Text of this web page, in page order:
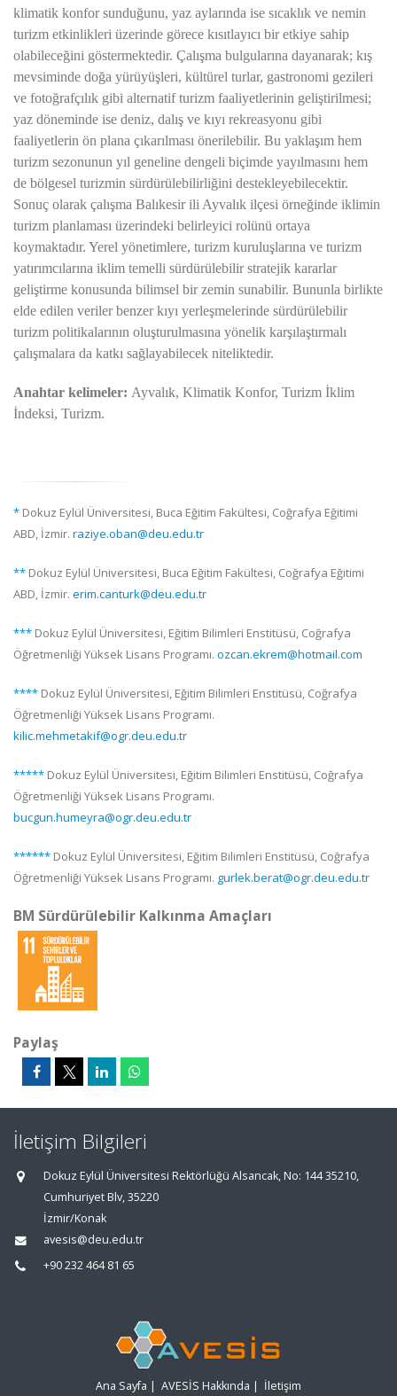
klimatik konfor sunduğunu, yaz aylarında ise sıcaklık ve nemin
turizm etkinlikleri üzerinde görece kısıtlayıcı bir etkiye sahip
olabileceğini göstermektedir. Çalışma bulgularına dayanarak; kış
mevsiminde doğa yürüyüşleri, kültürel turlar, gastronomi gezileri
ve fotoğrafçılık gibi alternatif turizm faaliyetlerinin geliştirilmesi;
yaz döneminde ise deniz, dalış ve kıyı rekreasyonu gibi
faaliyetlerin ön plana çıkarılması önerilebilir. Bu yaklaşım hem
turizm sezonunun yıl geneline dengeli biçimde yayılmasını hem
de bölgesel turizmin sürdürülebilirliğini destekleyebilecektir.
Sonuç olarak çalışma Balıkesir ili Ayvalık ilçesi örneğinde iklimin
turizm planlaması üzerindeki belirleyici rolünü ortaya
koymaktadır. Yerel yönetimlere, turizm kuruluşlarına ve turizm
yatırımcılarına iklim temelli sürdürülebilir stratejik kararlar
geliştirme konusunda bilimsel bir zemin sunabilir. Bununla birlikte
elde edilen veriler benzer kıyı yerleşmelerinde sürdürülebilir
turizm politikalarının oluşturulmasına yönelik karşılaştırmalı
çalışmalara da katkı sağlayabilecek niteliktedir.
Anahtar kelimeler: Ayvalık, Klimatik Konfor, Turizm İklim
İndeksi, Turizm.
* Dokuz Eylül Üniversitesi, Buca Eğitim Fakültesi, Coğrafya Eğitimi
ABD, İzmir. raziye.oban@deu.edu.tr
** Dokuz Eylül Üniversitesi, Buca Eğitim Fakültesi, Coğrafya Eğitimi
ABD, İzmir. erim.canturk@deu.edu.tr
*** Dokuz Eylül Üniversitesi, Eğitim Bilimleri Enstitüsü, Coğrafya
Öğretmenliği Yüksek Lisans Programı. ozcan.ekrem@hotmail.com
**** Dokuz Eylül Üniversitesi, Eğitim Bilimleri Enstitüsü, Coğrafya
Öğretmenliği Yüksek Lisans Programı.
kilic.mehmetakif@ogr.deu.edu.tr
***** Dokuz Eylül Üniversitesi, Eğitim Bilimleri Enstitüsü, Coğrafya
Öğretmenliği Yüksek Lisans Programı.
bucgun.humeyra@ogr.deu.edu.tr
****** Dokuz Eylül Üniversitesi, Eğitim Bilimleri Enstitüsü, Coğrafya
Öğretmenliği Yüksek Lisans Programı. gurlek.berat@ogr.deu.edu.tr
BM Sürdürülebilir Kalkınma Amaçları
Paylaş
İletişim Bilgileri
Dokuz Eylül Üniversitesi Rektörlüğü Alsancak, No: 144 35210,
Cumhuriyet Blv, 35220
İzmir/Konak
avesis@deu.edu.tr
+90 232 464 81 65
Ana Sayfa | AVESİS Hakkında | İletişim